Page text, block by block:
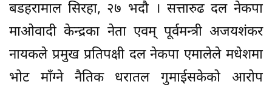
बडहरामाल सिरहा, २७ भदौ । सत्तारुढ दल नेकपा
माओवादी केन्द्रका नेता एवम् पूर्वमन्त्री अजयशंकर
नायकले प्रमुख प्रतिपक्षी दल नेकपा एमालेले मधेशमा
भोट माँग्ने नैतिक धरातल गुमाईसकेको आरोप